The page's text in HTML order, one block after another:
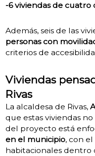
-6 viviendas de cuatro
Además, seis de las
personas con
criterios de
Viviendas
Rivas
La alcaldesa de Rivas,
que estas viviendas
del proyecto está
en el municipio, con
habitacionales dentro